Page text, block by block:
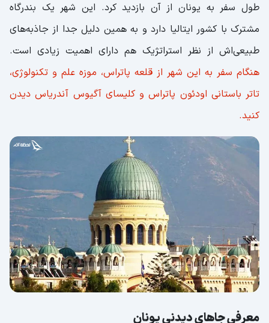
طول سفر به یونان از آن بازدید کرد. این شهر یک بندرگاه
مشترک با کشور ایتالیا دارد و به همین دلیل جدا از جاذبه‌های
طبیعی‌اش از نظر استراتژیک هم دارای اهمیت زیادی است.
هنگام سفر به این شهر از قلعه پاتراس، موزه علم و تکنولوژی،
تاتر باستانی اودئون پاتراس و کلیسای آگیوس آندریاس دیدن
کنید.
معرفی جاهای دیدنی یونان